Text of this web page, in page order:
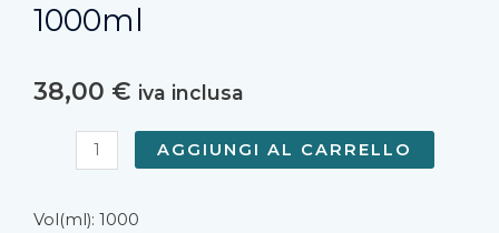
1000ml
38,00 € iva inclusa
Shampoo
Antiforfora
quantità
AGGIUNGI AL CARRELLO
Vol(ml): 1000